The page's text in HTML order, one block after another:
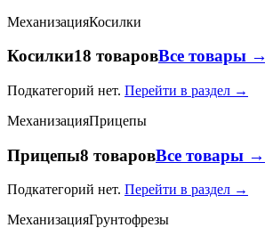
МеханизацияКосилки
Косилки18 товаровВсе товары →
Подкатегорий нет. Перейти в раздел →
МеханизацияПрицепы
Прицепы8 товаровВсе товары →
Подкатегорий нет. Перейти в раздел →
МеханизацияГрунтофрезы